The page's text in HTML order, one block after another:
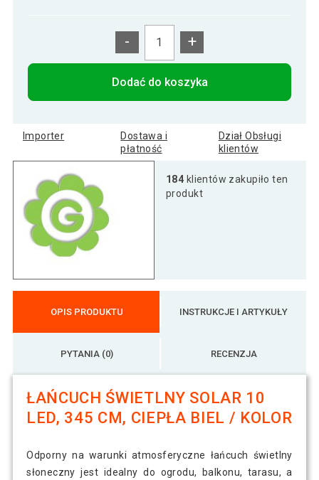
- +
Dodać do koszyka
Importer
Dostawa i
płatność
Dział Obsługi
klientów
184 klientów zakupiło ten
produkt
OPIS PRODUKTU INSTRUKCJE I ARTYKUŁY
PYTANIA (0) RECENZJA
ŁAŃCUCH ŚWIETLNY SOLAR 10
LED, 345 CM, CIEPŁA BIEL / KOLOR
Odporny na warunki atmosferyczne łańcuch świetlny
słoneczny jest idealny do ogrodu, balkonu, tarasu, a